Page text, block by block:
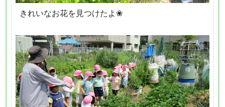
きれいなお花を見つけたよ❀